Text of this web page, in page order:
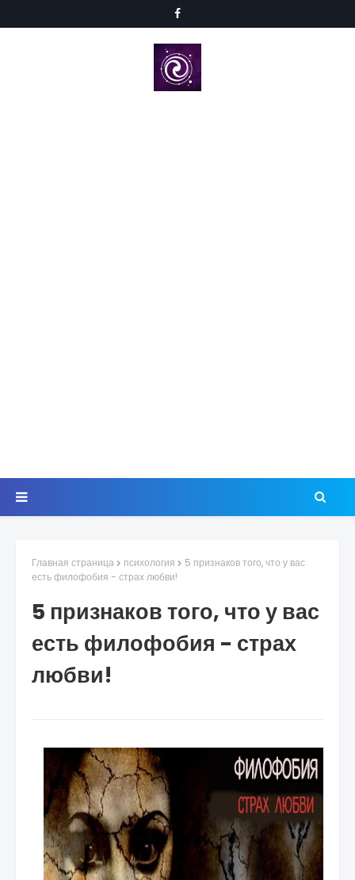
Главная страница психология
5 признаков того, что у вас
есть филофобия - страх любви!
5 признаков того, что у вас
есть филофобия - страх
любви!